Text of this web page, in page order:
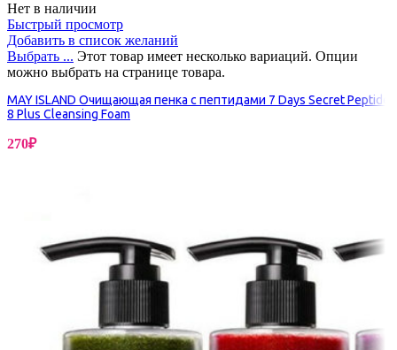
Нет в наличии
Быстрый просмотр
Добавить в список желаний
Выбрать ... Этот товар имеет несколько вариаций. Опции
можно выбрать на странице товара.
MAY ISLAND Очищающая пенка с пептидами 7 Days Secret Peptide
8 Plus Cleansing Foam
270₽